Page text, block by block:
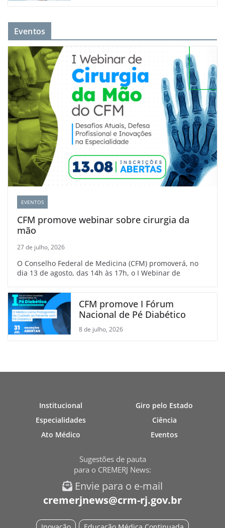
Eventos
EVENTOS
CFM promove webinar sobre cirurgia da
mão
27 de julho, 2026
O Conselho Federal de Medicina (CFM) promoverá, no
dia 13 de agosto, das 14h às 17h, o I Webinar de
CFM promove I Fórum
Nacional de Pé Diabético
8 de julho, 2026
Institucional
Especialidades
Ato Médico
Giro pelo Estado
Ciência
Eventos
Sugestões de pauta
para o CREMERJ News:
Envie para o e-mail
cremerjnews@crm-rj.gov.br